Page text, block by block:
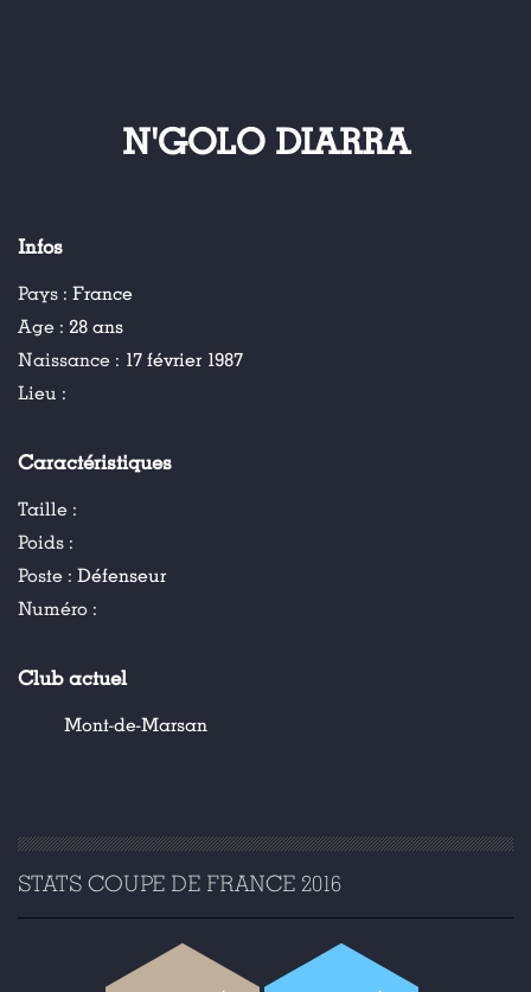
N'GOLO DIARRA
Infos
Pays : France
Age : 28 ans
Naissance : 17 février 1987
Lieu :
Caractéristiques
Taille :
Poids :
Poste : Défenseur
Numéro :
Club actuel
Mont-de-Marsan
STATS COUPE DE FRANCE 2016